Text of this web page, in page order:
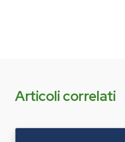
Articoli correlati